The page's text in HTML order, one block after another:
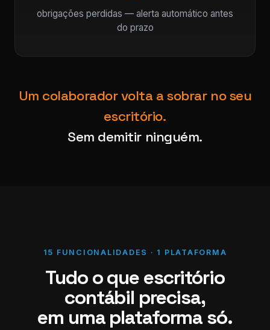
obrigações perdidas — alerta automático antes
do prazo
Um colaborador volta a sobrar no seu
escritório.
Sem demitir ninguém.
15 FUNCIONALIDADES · 1 PLATAFORMA
Tudo o que escritório
contábil precisa,
em uma plataforma só.